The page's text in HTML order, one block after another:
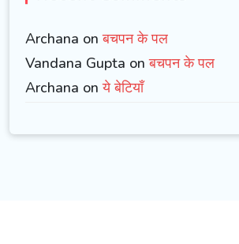
Archana onबचपन के पल
Vandana Gupta onबचपन के पल
Archana onये बेटियाँ